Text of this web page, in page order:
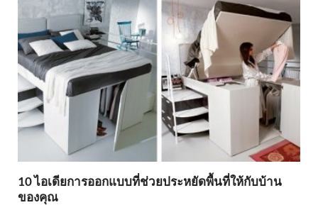
10 ไอเดียการออกแบบที่ช่วยประหยัดพื้นที่ให้กับบ้าน
ของคุณ